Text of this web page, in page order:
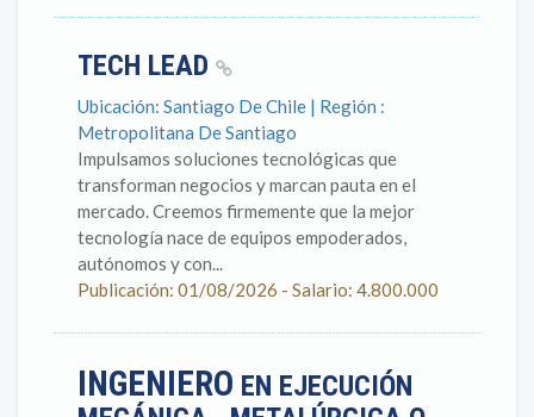
TECH LEAD
Ubicación: Santiago De Chile | Región :
Metropolitana De Santiago
Impulsamos soluciones tecnológicas que
transforman negocios y marcan pauta en el
mercado. Creemos firmemente que la mejor
tecnología nace de equipos empoderados,
autónomos y con...
Publicación: 01/08/2026 - Salario: 4.800.000
INGENIERO EN EJECUCIÓN